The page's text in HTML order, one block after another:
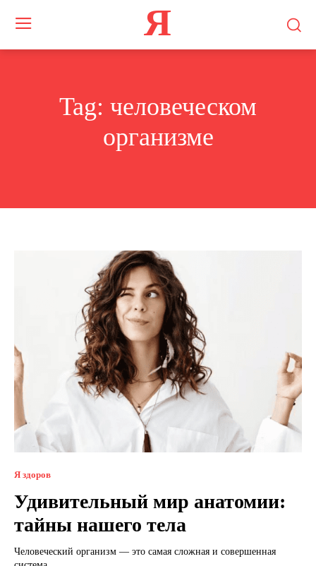
Я
Tag: человеческом
организме
Я здоров
Удивительный мир анатомии:
тайны нашего тела
Человеческий организм — это самая сложная и совершенная